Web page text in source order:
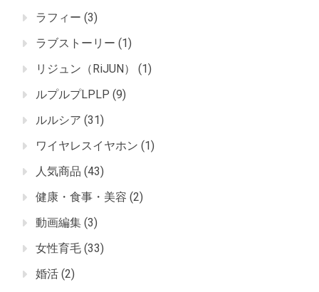
ラフィー (3)
ラブストーリー (1)
リジュン（RiJUN）
(1)
ルプルプLPLP (9)
ルルシア (31)
ワイヤレスイヤホン (1)
人気商品 (43)
健康・食事・美容 (2)
動画編集 (3)
女性育毛 (33)
婚活 (2)